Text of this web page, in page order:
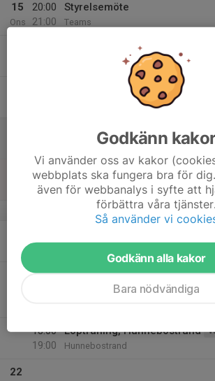
15
Ons
20:00
21:00
Styrelsemöte
Teams
v.4
Mån
18:00
Inomhusträning barngruppen
IK Granit Barngrupp
18:00
19:00
Löpträning, Hunnebostrand
Hunnebostrand
22
Godkänn
Vi använder oss av kakor
webbplats ska fungera bra för
även för webbanalys i syfte att
förbättra våra tjänster.
Så använder vi
Godkänn alla kakor
Bara nödvändiga